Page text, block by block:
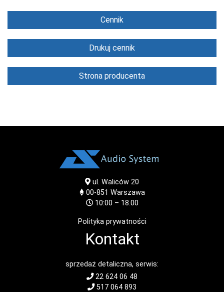
Cennik
Drukuj cennik
Strona producenta
ul. Waliców 20
00-851 Warszawa
10:00 – 18.00
Polityka prywatności
Kontakt
sprzedaż detaliczna, serwis:
22 624 06 48
517 064 893